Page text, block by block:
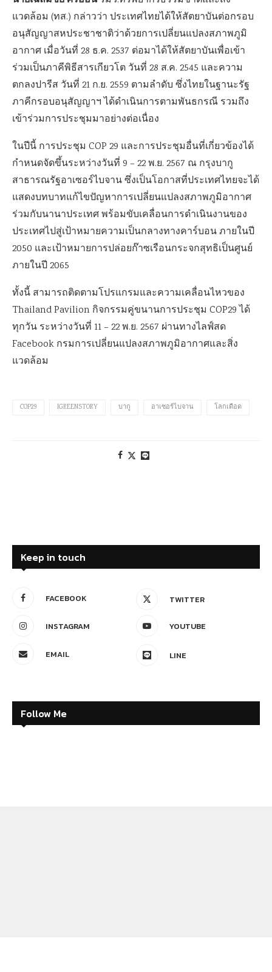
แวดล้อม (ทส.) กล่าวว่า ประเทศไทยได้ให้สัตยาบันต่อกรอบ
อนุสัญญาสหประชาชาติว่าด้วยการเปลี่ยนแปลงสภาพภูมิ
อากาศ เมื่อวันที่ 28 ธ.ค. 2537 ต่อมาได้ให้สัตยาบันเพื่อเข้า
ร่วมเป็นภาคีพิธีสารเกียวโต วันที่ 28 ส.ค. 2545 และความ
ตกลงปารีส วันที่ 21 ก.ย. 2559 ตามลำดับ ซึ่งไทยในฐานะรัฐ
ภาคีกรอบอนุสัญญาฯ ได้ดำเนินการตามพันธกรณี รวมถึง
เข้าร่วมการประชุมมาอย่างต่อเนื่อง
ในปีนี้ การประชุม COP 29 และการประชุมอื่นที่เกี่ยวข้องได้
กำหนดจัดขึ้นระหว่างวันที่ 9 – 22 พ.ย. 2567 ณ กรุงบากู
สาธารณรัฐอาเซอร์ไบจาน ซึ่งเป็นโอกาสที่ประเทศไทยจะได้
แสดงบทบาทแก้ไขปัญหาการเปลี่ยนแปลงสภาพภูมิอากาศ
ร่วมกับนานาประเทศ พร้อมขับเคลื่อนการดำเนินงานของ
ประเทศไปสู่เป้าหมายความเป็นกลางทางคาร์บอน ภายในปี
2050 และเป้าหมายการปล่อยก๊าซเรือนกระจกสุทธิเป็นศูนย์
ภายในปี 2065
ทั้งนี้ สามารถติดตามโปรแกรมและความเคลื่อนไหวของ
Thailand Pavilion กิจกรรมคู่ขนานการประชุม COP29 ได้
ทุกวัน ระหว่างวันที่ 11 – 22 พ.ย. 2567 ผ่านทางไลฟ์สด
Facebook กรมการเปลี่ยนแปลงสภาพภูมิอากาศและสิ่ง
แวดล้อม
COP29 IGREENSTORY บากู อาเซอร์ไบจาน โลกเดือด
Keep in touch
FACEBOOK TWITTER
INSTAGRAM YOUTUBE
EMAIL LINE
Follow Me